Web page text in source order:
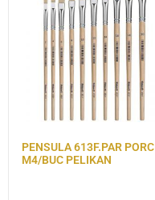
PENSULA 613F.PAR PORC
M4/BUC PELIKAN